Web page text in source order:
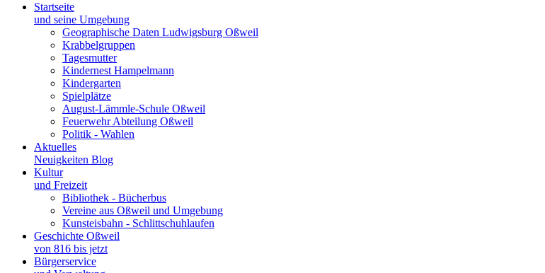
Startseite
und seine Umgebung
Geographische Daten Ludwigsburg Oßweil
Krabbelgruppen
Tagesmutter
Kindernest Hampelmann
Kindergarten
Spielplätze
August-Lämmle-Schule Oßweil
Feuerwehr Abteilung Oßweil
Politik - Wahlen
Aktuelles
Neuigkeiten Blog
Kultur
und Freizeit
Bibliothek - Bücherbus
Vereine aus Oßweil und Umgebung
Kunsteisbahn - Schlittschuhlaufen
Geschichte Oßweil
von 816 bis jetzt
Bürgerservice